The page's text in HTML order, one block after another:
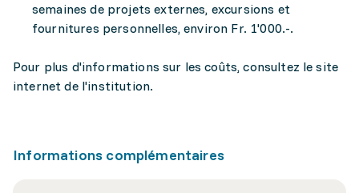
semaines de projets externes, excursions et
fournitures personnelles, environ Fr. 1'000.-.
Pour plus d'informations sur les coûts, consultez le site
internet de l'institution.
Informations complémentaires